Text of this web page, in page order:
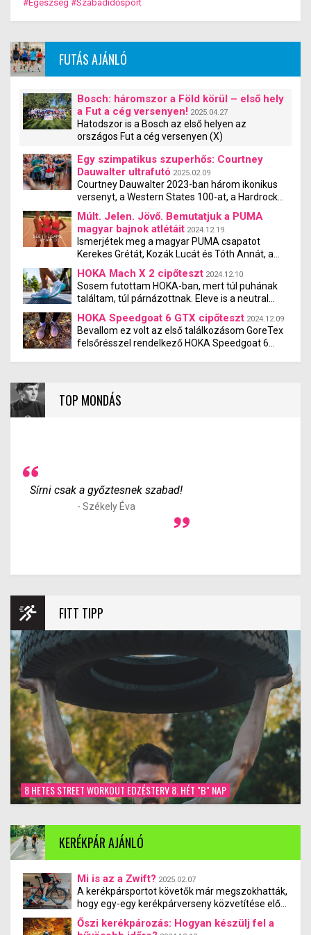
#Egészség #Szabadidősport
FUTÁS AJÁNLÓ
Bosch: háromszor a Föld körül – első hely
a Fut a cég versenyen! 2025.04.27
Hatodszor is a Bosch az első helyen az
országos Fut a cég versenyen (X)
Egy szimpatikus szuperhős: Courtney
Dauwalter ultrafutó 2025.02.09
Courtney Dauwalter 2023-ban három ikonikus
versenyt, a Western States 100-at, a Hardrock
100-at és az Ultra-Trail du Mont Blanc-t is
megnyerte. Ez rajta kívül eddig még senkinek
sem sikerült. Az amerikai ultrafutót azonban
nemcsak káprázatos sikerei miatt szeretik,
hanem azért is, mert bárhol megjelenik, árad
belőle a kedvesség.
Múlt. Jelen. Jövő. Bemutatjuk a PUMA
magyar bajnok atlétáit 2024.12.19
Ismerjétek meg a magyar PUMA csapatot
Kerekes Grétát, Kozák Lucát és Tóth Annát, a
PUMA magyar bajnok atlétáit. Mindannyian
eredményes PUMA atléták, akik most mesélnek
a pályafutásukról, tippeket és praktikákat
osztanak meg veletek. Mindegyikükkel
beszélgettünk a gátfutásról, a versenyzésről,
jövőbeni céljaikról és eddigi tapasztalataikról
HOKA Mach X 2 cipőteszt 2024.12.10
Sosem futottam HOKA-ban, mert túl puhának
találtam, túl párnázottnak. Eleve is a neutral
cipőket kedvelem, így kíváncsivá tett a HOKA
Mach X 2 teszt lehetősége.
HOKA Speedgoat 6 GTX cipőteszt 2024.12.09
Bevallom ez volt az első találkozásom GoreTex
felsőrésszel rendelkező HOKA Speedgoat 6
ösvényre is. Így alkalmam nyílt köves szintes
terepen, egynyomtávos gerincúton és
TOP MONDÁS
Sírni csak a győztesnek szabad!
- Székely Éva
FITT TIPP
8 HETES STREET WORKOUT EDZÉSTERV 8. HÉT "B" NAP
KERÉKPÁR AJÁNLÓ
Mi is az a Zwift? 2025.02.07
A kerékpársportot követők már megszokhatták,
hogy egy-egy kerékpárverseny közvetítése előtt
a reklámblokkban egy bizonyos „Zwift” nevű
programot promózik a csatorna. A Zwift egy
Őszi kerékpározás: Hogyan készülj fel a